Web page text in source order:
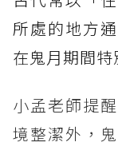
所處的地方
在鬼月期間特
小孟老師提
境整潔外，